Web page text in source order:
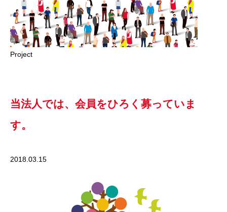
Project
当法人では、会員をひろく募っていま
す。
2018.03.15